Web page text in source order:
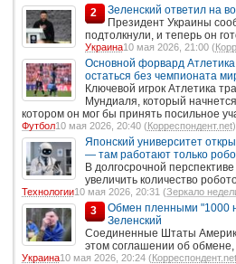
2
Зеленский ответил на
Президент Украины
подтолкнули, и теперь он
Украина10 мая 2026, 21:00 (
Основной форвард
остаться без чемпионата
Ключевой игрок Атлетика
Мундиаля, который
котором он мог бы принять посильное
Футбол10 мая 2026, 20:40 (Корреспондент.net)
Японский университет
— там работают только
В долгосрочной
увеличить количество
Технологии10 мая 2026, 20:31 (Зеркало
3
Обмен пленными "1000
Зеленский
Соединенные Штаты
этом соглашении об
Украина10 мая 2026, 20:24 (Корреспондент.net